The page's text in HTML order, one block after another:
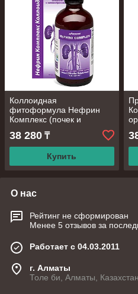
Коллоидная
фитоформула Нефрин
Комплекс (почек и
мочевыводящих путей),
237 мл
38 280 ₸
Купить
О нас
Рейтинг не сформирован
Менее 5 отзывов за
Работает с 04.03.2011
г. Алматы
Толе би, Алматы, Казахстан